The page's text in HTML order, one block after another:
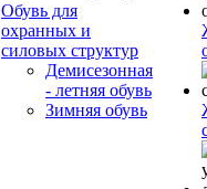
Обувь для
охранных и
силовых структур
Демисезонная
- летняя обувь
Зимняя обувь